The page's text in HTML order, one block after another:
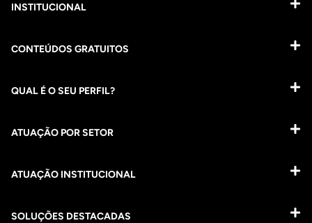
INSTITUCIONAL
CONTEÚDOS GRATUITOS
QUAL É O SEU PERFIL?
ATUAÇÃO POR SETOR
ATUAÇÃO INSTITUCIONAL
SOLUÇÕES DESTACADAS